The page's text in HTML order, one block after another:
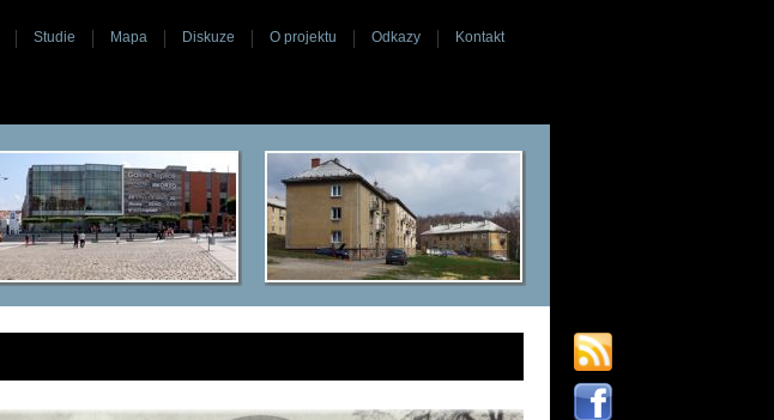
Studie Mapa Diskuze O projektu Odkazy Kontakt